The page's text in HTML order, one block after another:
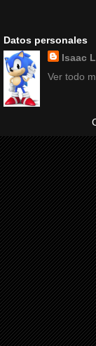
Datos personales
Isaac
Ver todo